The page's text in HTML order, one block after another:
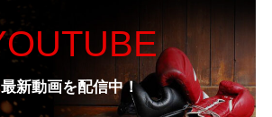
最新動画を配信中！